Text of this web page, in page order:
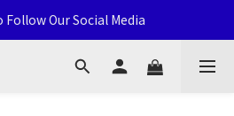
批發/零售 Distribution and Retail
Follow Our Social Media
168號 荃豐中心地下A59號舖